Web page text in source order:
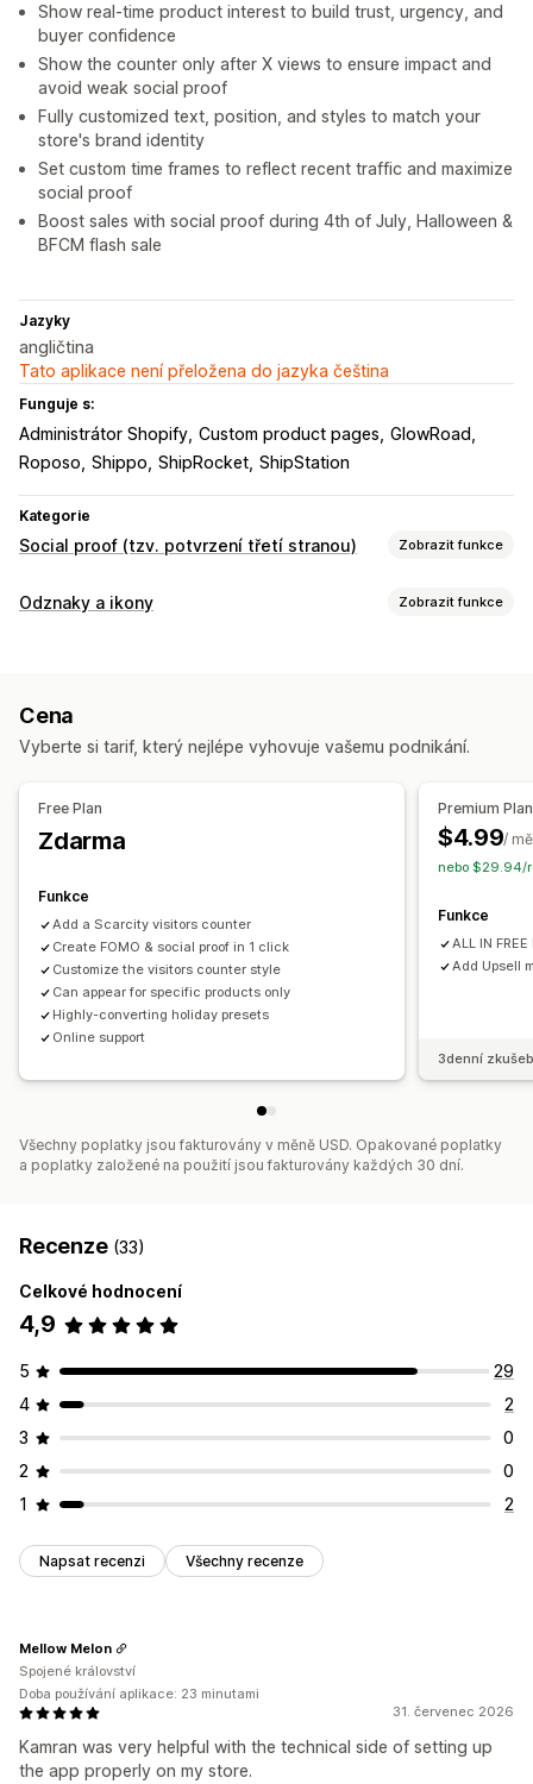
Show real-time product interest to build trust, urgency, and
buyer confidence
Show the counter only after X views to ensure impact and
avoid weak social proof
Fully customized text, position, and styles to match your
store's brand identity
Set custom time frames to reflect recent traffic and maximize
social proof
Boost sales with social proof during 4th of July, Halloween &
BFCM flash sale
Jazyky
angličtina
Tato aplikace není přeložena do jazyka čeština
Funguje s:
Administrátor Shopify Custom product pages GlowRoad
Roposo Shippo ShipRocket ShipStation
Kategorie
Social proof (tzv. potvrzení třetí stranou) Zobrazit funkce
Možnosti zobrazení
Analytika
Sledování zapojení
Odznaky a ikony Zobrazit funkce
Pozice ikon
Cena
Vyberte si tarif, který nejlépe vyhovuje vašemu podnikání.
Free Plan
Zdarma
Funkce
Add a Scarcity visitors counter
Create FOMO & social proof in 1 click
Customize the visitors counter style
Can appear for specific products only
Highly-converting holiday presets
Online support
Premium Plan
$4.99/
nebo $29.94/
Funkce
ALL IN FREE
Add Upsell
3denní
Všechny poplatky jsou fakturovány v měně USD. Opakované poplatky
a poplatky založené na použití jsou fakturovány každých 30 dní.
Recenze (33)
Celkové hodnocení
4,9
5
29
4
2
3
0
2
0
1
2
Napsat recenzi Všechny recenze
31. červenec 2026
Kamran was very helpful with the technical side of setting up
the app properly on my store.
Mellow Melon
Spojené království
Doba používání aplikace: 23 minutami